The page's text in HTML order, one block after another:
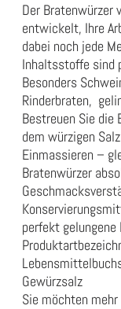
Der Bratenwürzer
entwickelt, Ihre
dabei noch jede
Inhaltsstoffe sind
Besonders
Rinderbraten,
Bestreuen Sie die
dem würzigen
Einmassieren –
Bratenwürzer
perfekt
Gewürzsalz
Sie möchten mehr